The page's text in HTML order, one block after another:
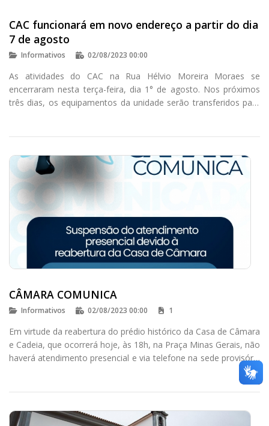
CAC funcionará em novo endereço a partir do dia
7 de agosto
Informativos 02/08/2023 00:00
As atividades do CAC na Rua Hélvio Moreira Moraes se
encerraram nesta terça-feira, dia 1° de agosto. Nos próximos
três dias, os equipamentos da unidade serão transferidos para
CÂMARA COMUNICA
Informativos 02/08/2023 00:00 1
Em virtude da reabertura do prédio histórico da Casa de Câmara
e Cadeia, que ocorrerá hoje, às 18h, na Praça Minas Gerais, não
haverá atendimento presencial e via telefone na sede provisória